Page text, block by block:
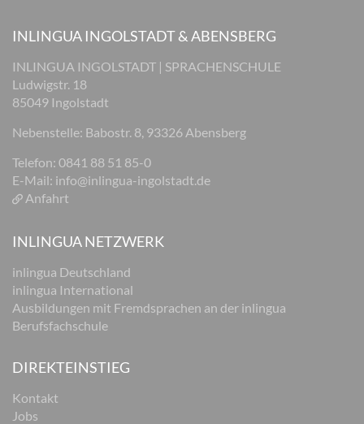
INLINGUA INGOLSTADT & ABENSBERG
INLINGUA INGOLSTADT | SPRACHENSCHULE
Ludwigstr. 18
85049 Ingolstadt
Nebenstelle: Babostr. 8, 93326 Abensberg
Telefon: 0841 88 51 85-0
E-Mail: info@inlingua-ingolstadt.de
Anfahrt
INLINGUA NETZWERK
inlingua Deutschland
inlingua International
Ausbildungen mit Fremdsprachen an der inlingua
Berufsfachschule
DIREKTEINSTIEG
Kontakt
Jobs